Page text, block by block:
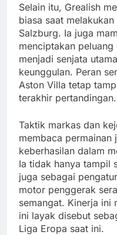
Selain itu, Grealish
biasa saat
Salzburg. Ia juga
menciptakan
menjadi senjata
keunggulan. Peran
Aston Villa tetap
terakhir pertandingan.
Taktik markas dan
membaca permainan
keberhasilan dalam
Ia tidak hanya tampil
juga sebagai
motor penggerak
semangat. Kinerja ini
ini layak disebut
Liga Eropa saat ini.